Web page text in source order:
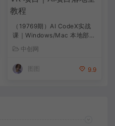
（19769期）AI CodeX实战
课｜Windows/Mac 本地部署
｜API 对接调通｜Skill 自制
｜漫剧剪辑｜网站 VR 项目｜
AI项目落地全教程
中创网
9.9